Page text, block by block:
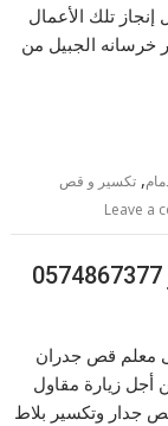
إنجاز تلك الأعمال
خرسانه الجبيل من
,تكسير و قص
Leave a
معلم قص جدران
زيارة مقاول
جدار وتكسير بلاط